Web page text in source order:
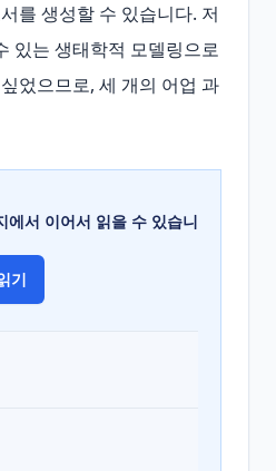
를 생성할 수 있습니다. 저
있는 생태학적 모델링으로
었으므로, 세 개의 어업 과
에서 이어서 읽을 수 있습니
기